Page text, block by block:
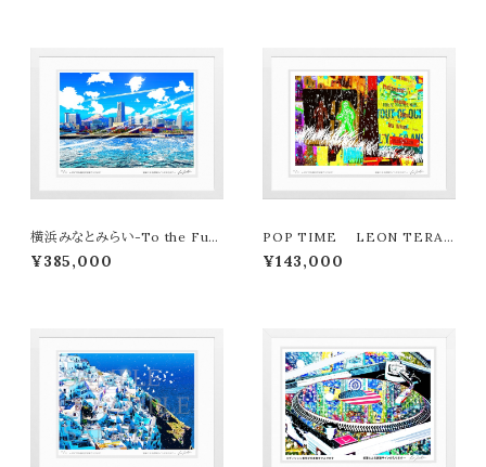
横浜みなとみらい-To the Futu
re LEON TERASHIMA版画
作品77作限定（オンライン限定特
¥385,000
POP TIME LEON TERAS
HIMA版画作品180作限定
¥143,000